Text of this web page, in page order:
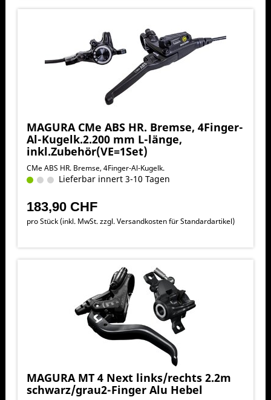
MAGURA CMe ABS HR. Bremse, 4Finger-
Al-Kugelk.2.200 mm L-länge,
inkl.Zubehör(VE=1Set)
CMe ABS HR. Bremse, 4Finger-Al-Kugelk.
Lieferbar innert 3-10 Tagen
183,90 CHF
pro Stück (inkl. MwSt. zzgl.Versandkosten für Standardartikel)
MAGURA MT 4 Next links/rechts 2.2m
schwarz/grau2-Finger Alu Hebel